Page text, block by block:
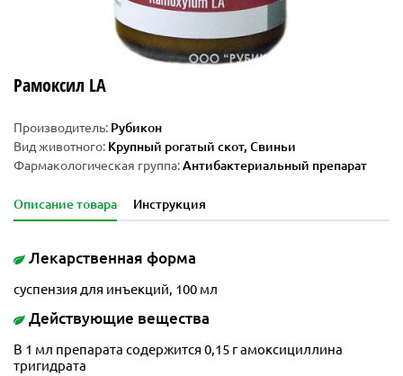
Рамоксил LA
Производитель: Рубикон
Вид животного: Крупный рогатый скот, Свиньи
Фармакологическая группа:Антибактериальный препарат
Описание товара Инструкция
Лекарственная форма
суспензия для инъекций, 100 мл
Действующие вещества
В 1 мл препарата содержится 0,15 г амоксициллина
тригидрата